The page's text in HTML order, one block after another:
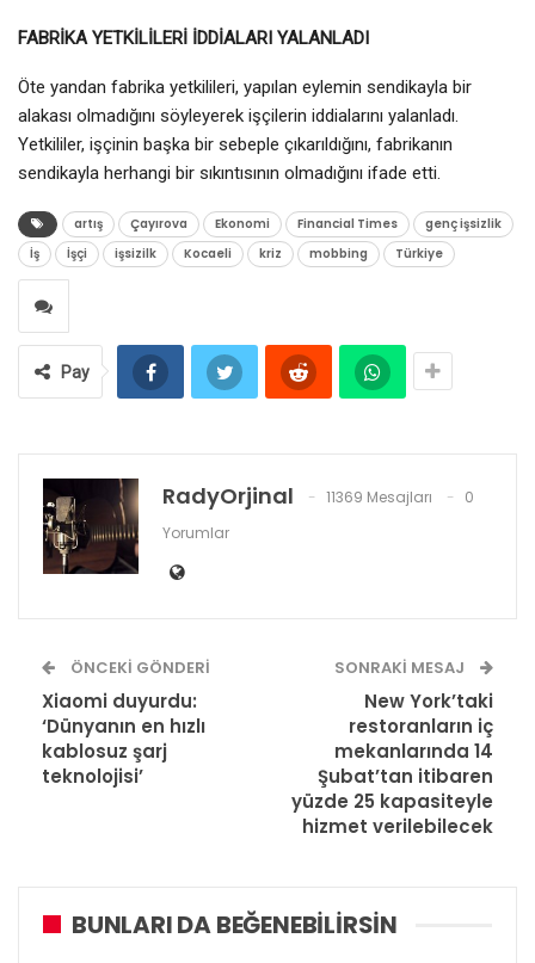
FABRİKA YETKİLİLERİ İDDİALARI YALANLADI
Öte yandan fabrika yetkilileri, yapılan eylemin sendikayla bir
alakası olmadığını söyleyerek işçilerin iddialarını yalanladı.
Yetkililer, işçinin başka bir sebeple çıkarıldığını, fabrikanın
sendikayla herhangi bir sıkıntısının olmadığını ifade etti.
artış Çayırova Ekonomi Financial Times
genç işsizlik
İş
İşçi işsizilk Kocaeli kriz mobbing Türkiye
Pay
RadyOrjinal 11369 Mesajları
0
Yorumlar
ÖNCEKI GÖNDERI
Xiaomi duyurdu:
‘Dünyanın en hızlı
kablosuz şarj
teknolojisi’
SONRAKI MESAJ
New York’taki
restoranların iç
mekanlarında 14
Şubat’tan itibaren
yüzde 25 kapasiteyle
hizmet verilebilecek
BUNLARI DA BEĞENEBILIRSIN